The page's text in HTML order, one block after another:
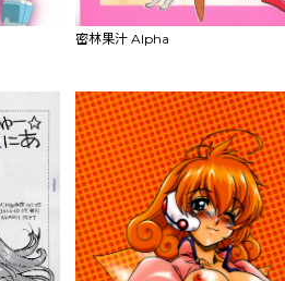
密林果汁 Alpha